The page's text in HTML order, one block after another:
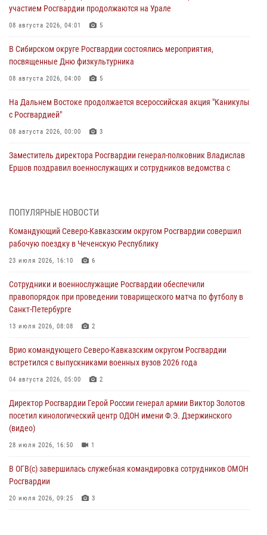
участием Росгвардии продолжаются на Урале
08 августа 2026, 04:01 5
В Сибирском округе Росгвардии состоялись мероприятия,
посвященные Дню физкультурника
08 августа 2026, 04:00 5
На Дальнем Востоке продолжается всероссийская акция "Каникулы
с Росгвардией"
08 августа 2026, 00:00 3
Заместитель директора Росгвардии генерал-полковник Владислав
Ершов поздравил военнослужащих и сотрудников ведомства с
операция войск правопорядка
07 августа 2026, 15:28
пресечена противоправная деятельность, связанная с пропагандой
терроризма (видео)
07 августа 2026, 13:30
нарушений миграционного законодательства
07 августа 2026, 12:54
07 августа 2026, 12:37
ПОПУЛЯРНЫЕ НОВОСТИ
Командующий Северо-Кавказским округом Росгвардии совершил
рабочую поездку в Чеченскую Республику
23 июля 2026, 16:10 6
Сотрудники и военнослужащие Росгвардии обеспечили
правопорядок при проведении товарищеского матча по футболу в
Санкт-Петербурге
13 июля 2026, 08:08 2
Врио командующего Северо-Кавказским округом Росгвардии
встретился с выпускниками военных вузов 2026 года
04 августа 2026, 05:00 2
Директор Росгвардии Герой России генерал армии Виктор Золотов
посетил кинологический центр ОДОН имени Ф.Э. Дзержинского
(видео)
28 июля 2026, 16:50 1
В ОГВ(с) завершилась служебная командировка сотрудников ОМОН
Росгвардии
20 июля 2026, 09:25 3